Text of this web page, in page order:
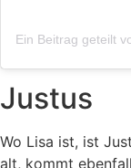
Justus
Wo Lisa ist, ist
alt, kommt